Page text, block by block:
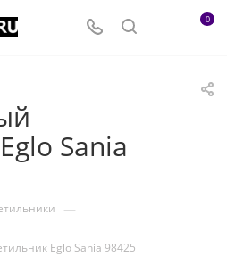
0
Sania
—
Eglo Sania 98425